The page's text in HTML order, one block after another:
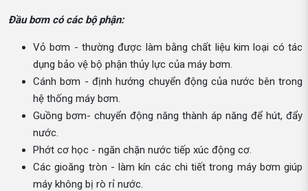
Đầu bơm có các bộ phận:
Vỏ bơm - thường được làm bằng chất liệu kim loại có tác
dụng bảo vệ bộ phận thủy lực của máy bơm.
Cánh bơm - định hướng chuyển động của nước bên trong
hệ thống máy bơm.
Guồng bơm- chuyển động năng thành áp năng để hút, đẩy
nước.
Phớt cơ học - ngăn chặn nước tiếp xúc động cơ.
Các gioăng tròn - làm kín các chi tiết trong máy bơm giúp
máy không bị rò rỉ nước.